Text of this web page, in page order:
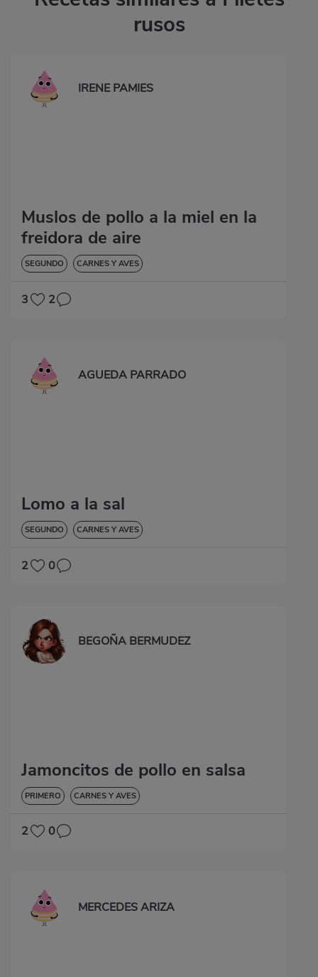
rusos
IRENE PAMIES
Muslos de pollo a la miel en la
freidora de aire
SEGUNDO CARNES Y AVES
3 2
AGUEDA PARRADO
Lomo a la sal
SEGUNDO CARNES Y AVES
2 0
BEGOÑA BERMUDEZ
Jamoncitos de pollo en salsa
PRIMERO CARNES Y AVES
2 0
MERCEDES ARIZA